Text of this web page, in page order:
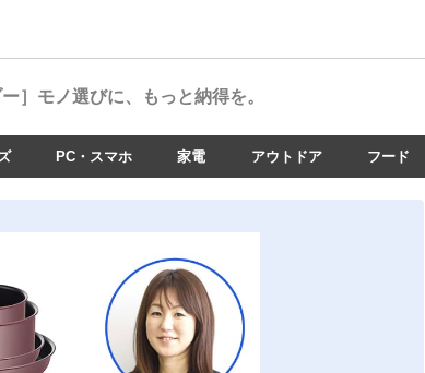
］ モノ選びに、もっと納得を。
PC・スマホ 家電 アウトドア フード